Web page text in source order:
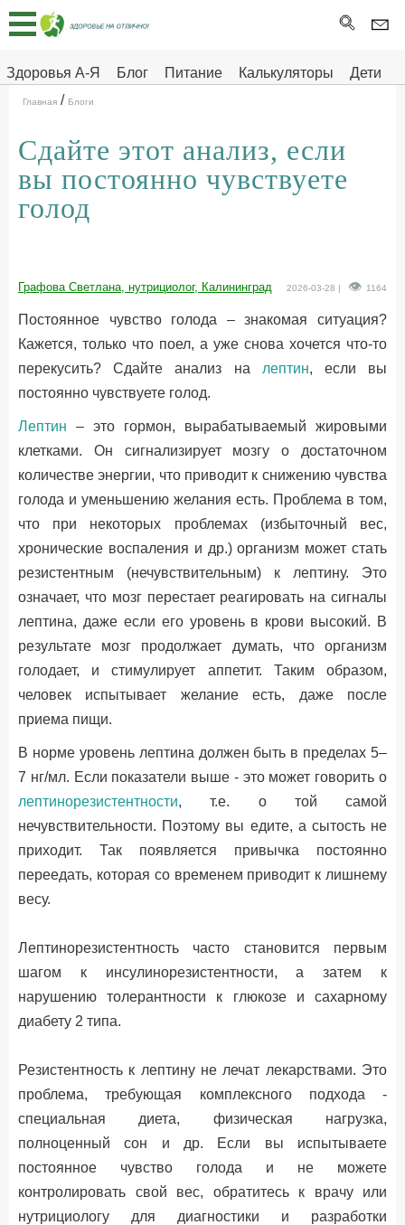
Здоровья А-Я Блог Питание Калькуляторы
Дети
Главная
Тесты
Про
ДЕТЯМ
Главная / Блоги
Сдайте этот анализ, если
вы постоянно чувствуете
голод
Графова Светлана, нутрициолог, Калининград 2026-03-28 | 1164
Постоянное чувство голода – знакомая ситуация?
Кажется, только что поел, а уже снова хочется что-то
перекусить? Сдайте анализ на лептин, если вы
постоянно чувствуете голод.
Лептин – это гормон, вырабатываемый жировыми
клетками. Он сигнализирует мозгу о достаточном
количестве энергии, что приводит к снижению чувства
голода и уменьшению желания есть. Проблема в том,
что при некоторых проблемах (избыточный вес,
хронические воспаления и др.) организм может стать
резистентным (нечувствительным) к лептину. Это
означает, что мозг перестает реагировать на сигналы
лептина, даже если его уровень в крови высокий. В
результате мозг продолжает думать, что организм
голодает, и стимулирует аппетит. Таким образом,
человек испытывает желание есть, даже после
приема пищи.
В норме уровень лептина должен быть в пределах 5–
7 нг/мл. Если показатели выше - это может говорить о
лептинорезистентности, т.е. о той самой
нечувствительности. Поэтому вы едите, а сытость не
приходит. Так появляется привычка постоянно
переедать, которая со временем приводит к лишнему
весу.
Лептинорезистентность часто становится первым
шагом к инсулинорезистентности, а затем к
нарушению толерантности к глюкозе и сахарному
диабету 2 типа.
Резистентность к лептину не лечат лекарствами. Это
проблема, требующая комплексного подхода -
специальная диета, физическая нагрузка,
полноценный сон и др. Если вы испытываете
постоянное чувство голода и не можете
контролировать свой вес, обратитесь к врачу или
нутрициологу для диагностики и разработки